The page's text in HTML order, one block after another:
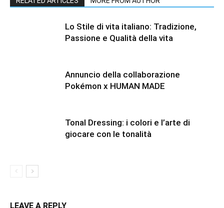
Lo Stile di vita italiano: Tradizione,
Passione e Qualità della vita
Annuncio della collaborazione
Pokémon x HUMAN MADE
Tonal Dressing: i colori e l’arte di
giocare con le tonalità
LEAVE A REPLY